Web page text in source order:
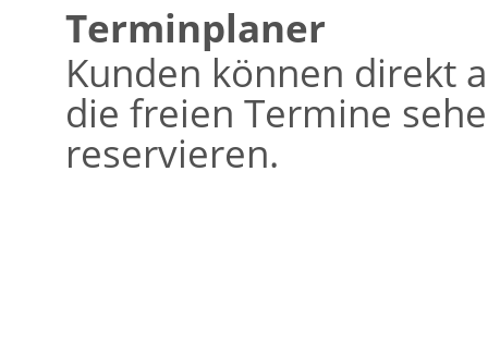
Terminplaner
Kunden können direkt
die freien Termine
reservieren.